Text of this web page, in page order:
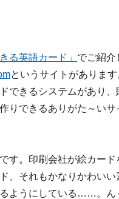
る英語カード」 でご紹介
というサイトがあります
できるシステムがあり、
りできるありがた～いサ
す。印刷会社が絵カード
、それもかなりかわいい
ようにしている……。ん